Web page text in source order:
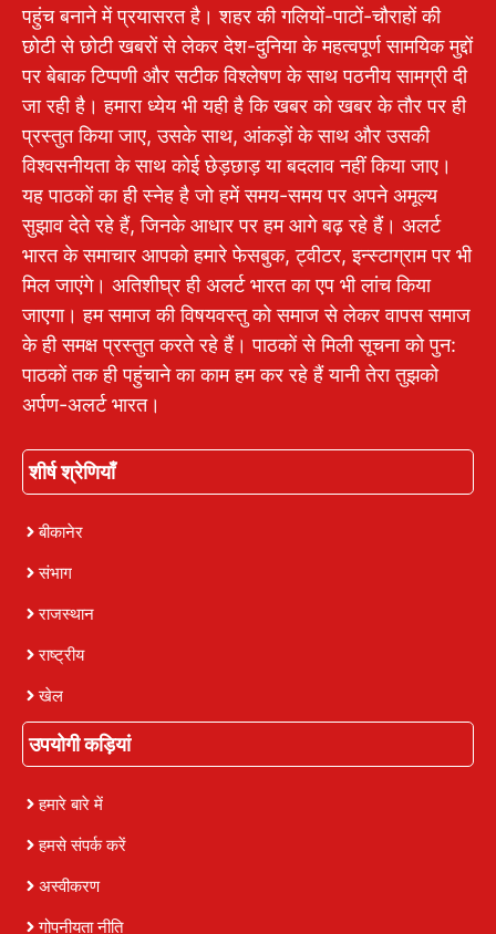
पहुंच बनाने में प्रयासरत है। शहर की गलियों-पाटों-चौराहों की
छोटी से छोटी खबरों से लेकर देश-दुनिया के महत्वपूर्ण सामयिक मुद्दों
पर बेबाक टिप्पणी और सटीक विश्लेषण के साथ पठनीय सामग्री दी
जा रही है। हमारा ध्येय भी यही है कि खबर को खबर के तौर पर ही
प्रस्तुत किया जाए, उसके साथ, आंकड़ों के साथ और उसकी
विश्वसनीयता के साथ कोई छेड़छाड़ या बदलाव नहीं किया जाए।
यह पाठकों का ही स्नेह है जो हमें समय-समय पर अपने अमूल्य
सुझाव देते रहे हैं, जिनके आधार पर हम आगे बढ़ रहे हैं। अलर्ट
भारत के समाचार आपको हमारे फेसबुक, ट्वीटर, इन्स्टाग्राम पर भी
मिल जाएंगे। अतिशीघ्र ही अलर्ट भारत का एप भी लांच किया
जाएगा। हम समाज की विषयवस्तु को समाज से लेकर वापस समाज
के ही समक्ष प्रस्तुत करते रहे हैं। पाठकों से मिली सूचना को पुन:
पाठकों तक ही पहुंचाने का काम हम कर रहे हैं यानी तेरा तुझको
अर्पण-अलर्ट भारत।
शीर्ष श्रेणियाँ
बीकानेर
संभाग
राजस्थान
राष्ट्रीय
खेल
उपयोगी कड़ियां
हमारे बारे में
हमसे संपर्क करें
अस्वीकरण
गोपनीयता नीति